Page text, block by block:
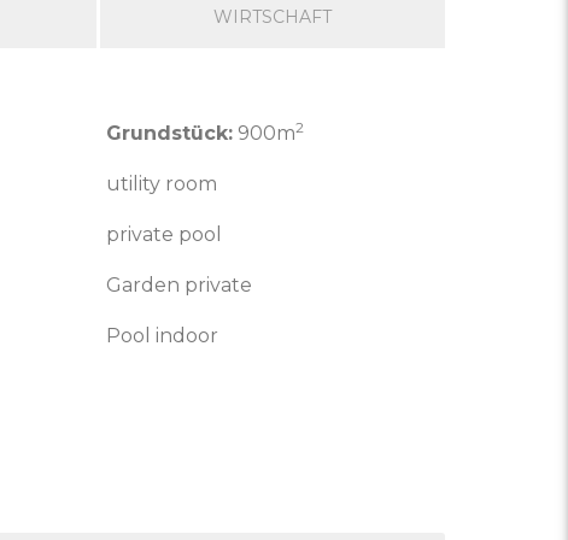
WIRTSCHAFT
Grundstück:900m2
utility room
private pool
Garden private
Pool indoor